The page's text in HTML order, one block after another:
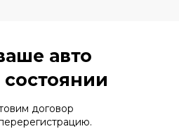
договор
авто